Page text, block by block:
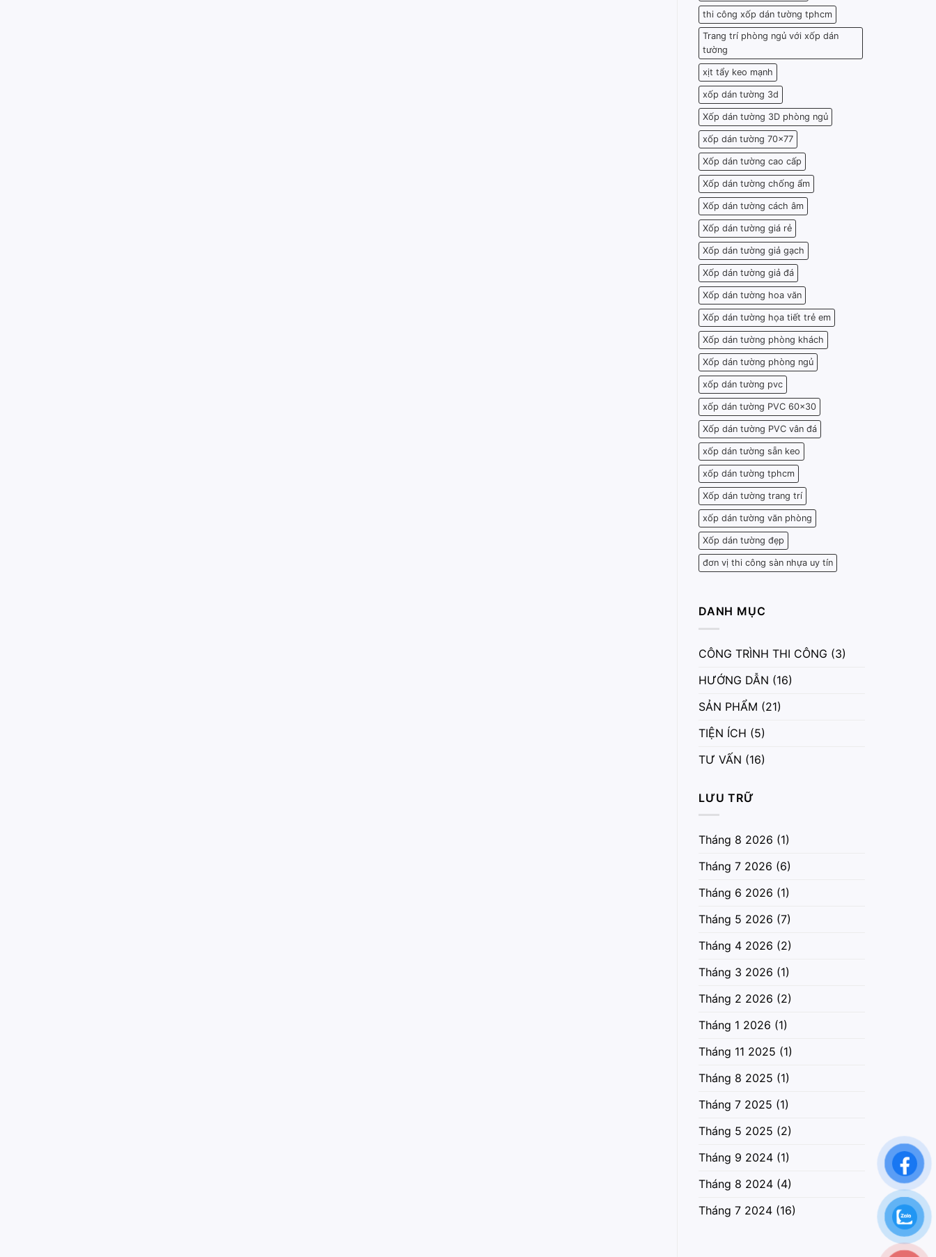
thi công xốp dán tường tphcm
Trang trí phòng ngủ với xốp dán
tường
xịt tẩy keo mạnh
xốp dán tường 3d
Xốp dán tường 3D phòng ngủ
xốp dán tường 70x77
Xốp dán tường cao cấp
Xốp dán tường chống ẩm
Xốp dán tường cách âm
Xốp dán tường giá rẻ
Xốp dán tường giả gạch
Xốp dán tường giả đá
Xốp dán tường hoa văn
Xốp dán tường họa tiết trẻ em
Xốp dán tường phòng khách
Xốp dán tường phòng ngủ
xốp dán tường pvc
xốp dán tường PVC 60x30
Xốp dán tường PVC vân đá
xốp dán tường sẵn keo
xốp dán tường tphcm
Xốp dán tường trang trí
xốp dán tường văn phòng
Xốp dán tường đẹp
đơn vị thi công sàn nhựa uy tín
DANH MỤC
CÔNG TRÌNH THI CÔNG (3)
HƯỚNG DẪN (16)
SẢN PHẨM (21)
TIỆN ÍCH (5)
TƯ VẤN (16)
LƯU TRỮ
Tháng 8 2026 (1)
Tháng 7 2026 (6)
Tháng 6 2026 (1)
Tháng 5 2026 (7)
Tháng 4 2026 (2)
Tháng 3 2026 (1)
Tháng 2 2026 (2)
Tháng 1 2026 (1)
Tháng 11 2025 (1)
Tháng 8 2025 (1)
Tháng 7 2025 (1)
Tháng 5 2025 (2)
Tháng 9 2024 (1)
Tháng 8 2024 (4)
Tháng 7 2024 (16)